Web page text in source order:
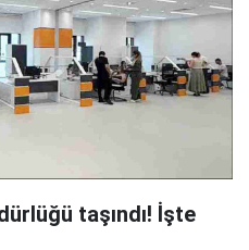
taşındı! İşte